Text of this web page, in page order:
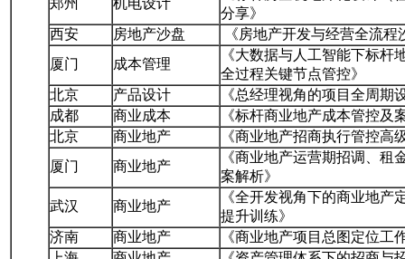
郑州
机电设计
分享》
西安
房地产沙盘
《房地产开发与经营全流程
厦门
成本管理
《大数据与人工智能下标
全过程关键节点管控》
北京
产品设计
《总经理视角的项目全周期
成都
商业成本
《标杆商业地产成本管控及
北京
商业地产
《商业地产招商执行管控高
厦门
商业地产
《商业地产运营期招调、
案解析》
武汉
商业地产
《全开发视角下的商业地
提升训练》
济南
商业地产
《商业地产项目总图定位工